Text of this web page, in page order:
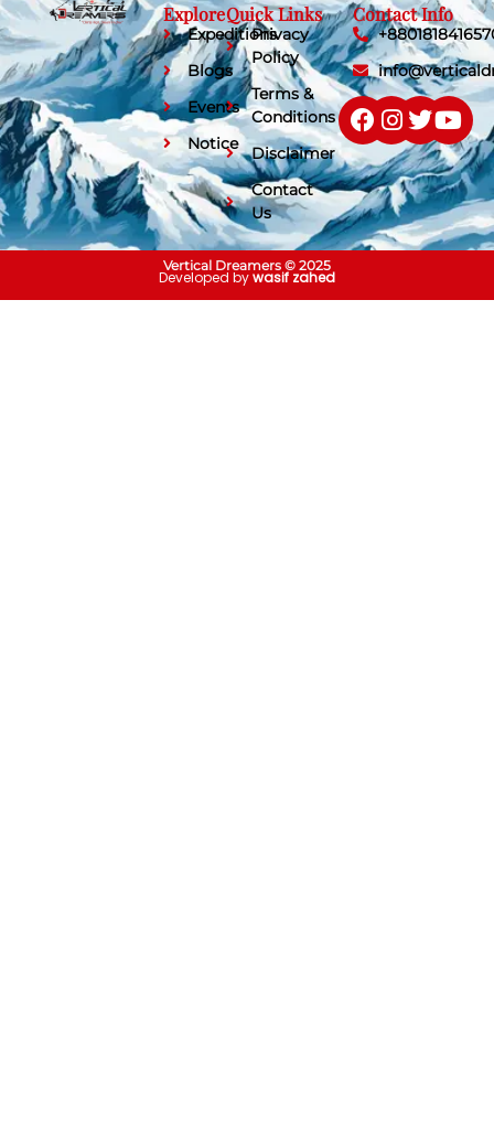
Explore
Expeditions
Blogs
Events
Notice
Quick Links
Privacy
Policy
Terms &
Conditions
Disclaimer
Contact
Us
Contact Info
Vertical Dreamers © 2025
Developed bywasif zahed